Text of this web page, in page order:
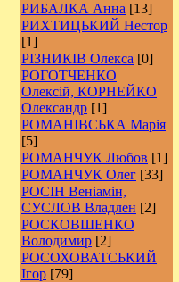
РИБАЛКА Анна [13]
РИХТИЦЬКИЙ Нестор
[1]
РІЗНИКІВ Олекса [0]
РОГОТЧЕНКО
Олексій, КОРНЕЙКО
Олександр [1]
РОМАНІВСЬКА Марія
[5]
РОМАНЧУК Любов [1]
РОМАНЧУК Олег [33]
РОСІН Веніамін,
СУСЛОВ Владлен [2]
РОCКОВШЕНКО
Володимир [2]
РОСОХОВАТСЬКИЙ
Ігор [79]